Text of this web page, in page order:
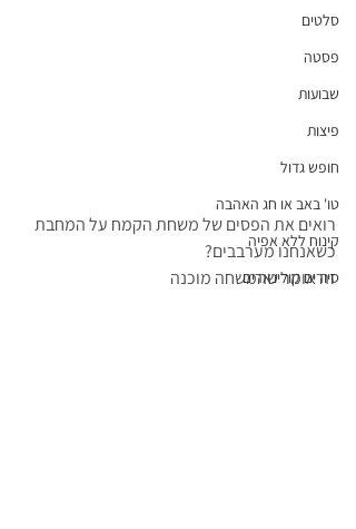
סלטים
פסטה
שבועות
פיצות
חופש גדול
טו' באב או חג האהבה
קינוח ללא אפיה
סיורים קולינארים
רואים את הפסים של משחת הקמח על המחבת
כשאנחנו מערבבים?
זה אומר שהמשחה מוכנה